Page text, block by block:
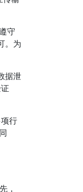
守
。为
据泄
行
，